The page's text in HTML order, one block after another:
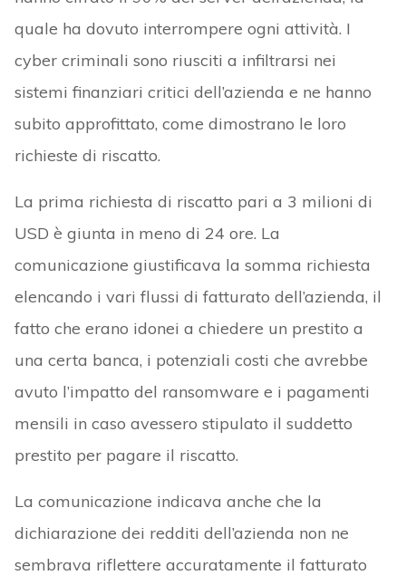
quale ha dovuto interrompere ogni attività. I
cyber criminali sono riusciti a infiltrarsi nei
sistemi finanziari critici dell’azienda e ne hanno
subito approfittato, come dimostrano le loro
richieste di riscatto.
La prima richiesta di riscatto pari a 3 milioni di
USD è giunta in meno di 24 ore. La
comunicazione giustificava la somma richiesta
elencando i vari flussi di fatturato dell’azienda, il
fatto che erano idonei a chiedere un prestito a
una certa banca, i potenziali costi che avrebbe
avuto l’impatto del ransomware e i pagamenti
mensili in caso avessero stipulato il suddetto
prestito per pagare il riscatto.
La comunicazione indicava anche che la
dichiarazione dei redditi dell’azienda non ne
sembrava riflettere accuratamente il fatturato